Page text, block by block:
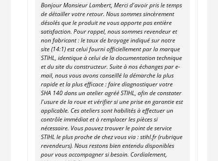
Bonjour Monsieur Lambert, Merci d'avoir pris le temps
de détailler votre retour. Nous sommes sincèrement
désolés que le produit ne vous apporte pas entière
satisfaction. Pour rappel, nous sommes revendeur et
non fabricant : le taux de broyage indiqué sur notre
site (14:1) est celui fourni officiellement par la marque
STIHL, identique à celui de la documentation technique
et du site du constructeur. Suite à nos échanges par e-
mail, nous vous avons conseillé la démarche la plus
rapide et la plus efficace : faire diagnostiquer votre
SHA 140 dans un atelier agréé STIHL, afin de constater
l'usure de la roue et vérifier si une prise en garantie est
applicable. Ces ateliers sont habilités à effectuer un
contrôle immédiat et à remplacer les pièces si
nécessaire. Vous pouvez trouver le point de service
STIHL le plus proche de chez vous via : stihl.fr (rubrique
revendeurs). Nous restons bien entendu disponibles
pour vous accompagner si besoin. Cordialement,